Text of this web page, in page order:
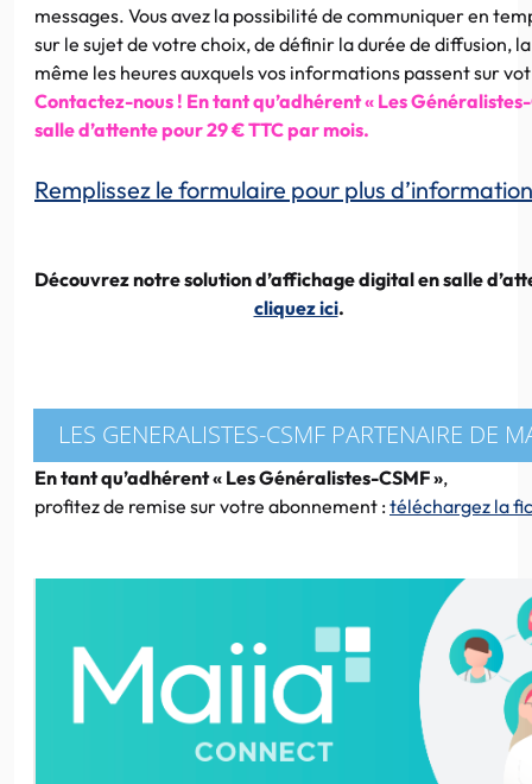
messages. Vous avez la possibilité de communiquer en
sur le sujet de votre choix, de définir la durée de diffusion,
même les heures auxquels vos informations passent sur
Contactez-nous ! En tant qu’adhérent « Les
salle d’attente pour 29 € TTC par mois.
Remplissez le formulaire pour plus
Découvrez notre solution d’affichage digital en salle
cliquez ici.
LES GENERALISTES-CSMF PARTENAIRE DE
En tant qu’adhérent « Les Généralistes-CSMF »,
profitez de remise sur votre abonnement :téléchargez la